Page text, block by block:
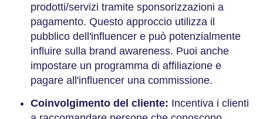
prodotti/servizi tramite sponsorizzazioni a
pagamento. Questo approccio utilizza il
pubblico dell'influencer e può potenzialmente
influire sulla brand awareness. Puoi anche
impostare un programma di affiliazione e
pagare all'influencer una commissione.
Coinvolgimento del cliente: Incentiva i clienti